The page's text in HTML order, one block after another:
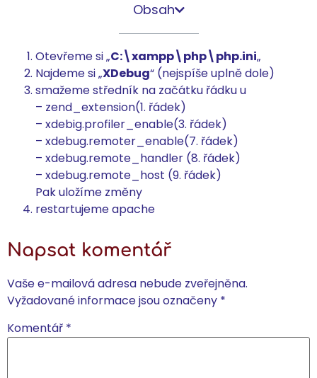
Obsah
Otevřeme si „C:\xampp\php\php.ini„
Najdeme si „XDebug“ (nejspíše uplně dole)
smažeme středník na začátku řádku u
– zend_extension(1. řádek)
– xdebig.profiler_enable(3. řádek)
– xdebug.remoter_enable(7. řádek)
– xdebug.remote_handler (8. řádek)
– xdebug.remote_host (9. řádek)
Pak uložíme změny
restartujeme apache
Napsat komentář
Vaše e-mailová adresa nebude zveřejněna.
Vyžadované informace jsou označeny *
Komentář *